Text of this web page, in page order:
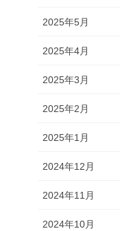
2025年5月
2025年4月
2025年3月
2025年2月
2025年1月
2024年12月
2024年11月
2024年10月